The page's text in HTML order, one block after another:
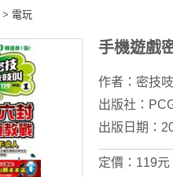
> 電玩
手機遊戲
作者： 密技
出版社：
出版日期：
定價：119元